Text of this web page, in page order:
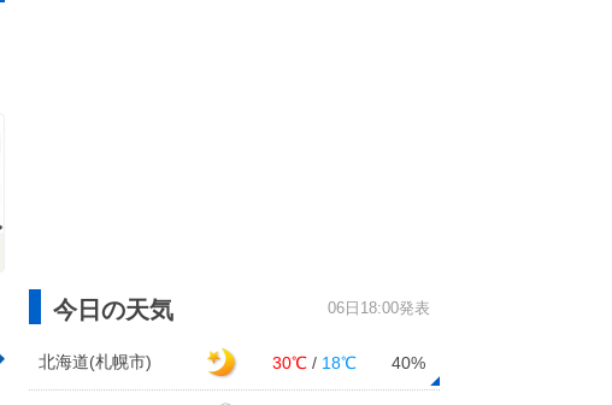
今日の天気 06日18:00発表
北海道(札幌市) 30℃ / 18℃ 40%